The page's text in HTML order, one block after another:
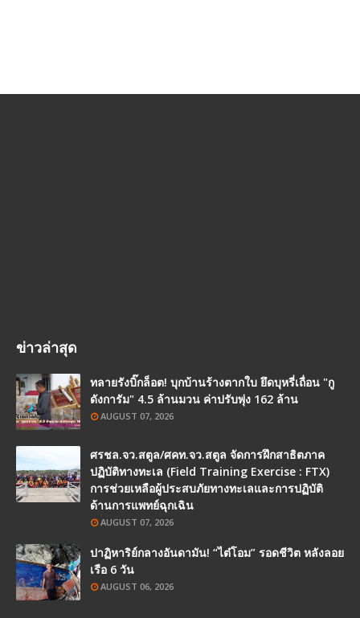
ข่าวล่าสุด
ทลายรังบิ๊กล็อต! บุกบ้านร้างตากใบ ยึดบุหรี่เถื่อน "กู
ดังการัม" 4.5 ล้านมวน ค่าปรับพุ่ง 162 ล้าน
AUGUST 07, 2026
ศรชล.จว.สตูล/ศคท.จว.สตูล จัดการฝึกสาธิตภาค
ปฏิบัติทางทะเล (Field Training Exercise : FTX)
การช่วยเหลือผู้ประสบภัยทางทะเลและการปฏิบัติ
ด้านการแพทย์ฉุกเฉิน
AUGUST 07, 2026
ปาฏิหาริย์กลางอันดามัน! “ไต๋โอม” รอดชีวิต หลังลอย
เรือ 6 วัน
AUGUST 06, 2026